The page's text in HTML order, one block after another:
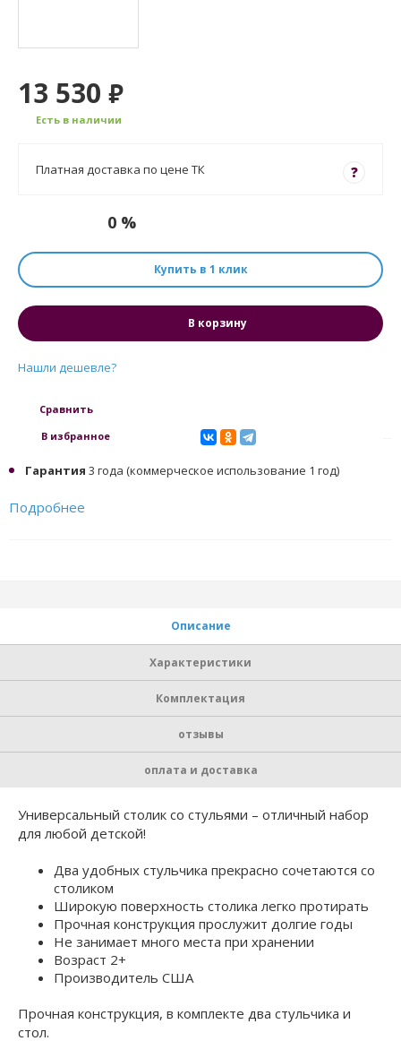
13 530 ₽
Есть в наличии
?
Платная доставка по цене ТК
0 %
Купить в 1 клик
В корзину
Нашли дешевле?
Сравнить
В избранное
Гарантия 3 года (коммерческое использование 1 год)
Подробнее
Описание
Характеристики
Комплектация
отзывы
оплата и доставка
Универсальный столик со стульями – отличный набор
для любой детской!
Два удобных стульчика прекрасно сочетаются со
столиком
Широкую поверхность столика легко протирать
Прочная конструкция прослужит долгие годы
Не занимает много места при хранении
Возраст 2+
Производитель США
Прочная конструкция, в комплекте два стульчика и
стол.